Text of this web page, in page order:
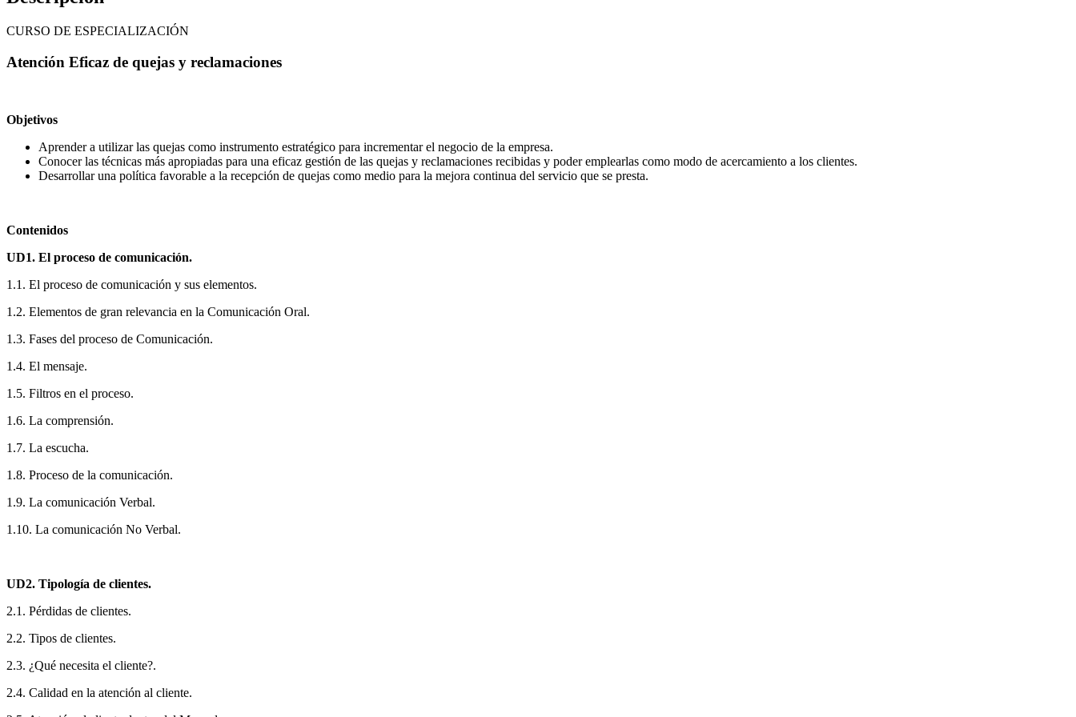
CURSO DE ESPECIALIZACIÓN
Atención Eficaz de quejas y reclamaciones
Objetivos
Aprender a utilizar las quejas como instrumento estratégico para incrementar el negocio de la empresa.
Conocer las técnicas más apropiadas para una eficaz gestión de las quejas y reclamaciones recibidas y poder emplearlas como modo de acercamiento a los clientes.
Desarrollar una política favorable a la recepción de quejas como medio para la mejora continua del servicio que se presta.
Contenidos
UD1. El proceso de comunicación.
1.1. El proceso de comunicación y sus elementos.
1.2. Elementos de gran relevancia en la Comunicación Oral.
1.3. Fases del proceso de Comunicación.
1.4. El mensaje.
1.5. Filtros en el proceso.
1.6. La comprensión.
1.7. La escucha.
1.8. Proceso de la comunicación.
1.9. La comunicación Verbal.
1.10. La comunicación No Verbal.
UD2. Tipología de clientes.
2.1. Pérdidas de clientes.
2.2. Tipos de clientes.
2.3. ¿Qué necesita el cliente?.
2.4. Calidad en la atención al cliente.